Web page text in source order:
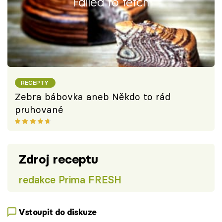
RECEPTY
Zebra bábovka aneb Někdo to rád
pruhované
Zdroj receptu
redakce Prima FRESH
Vstoupit do diskuze